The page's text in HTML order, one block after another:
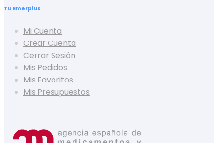
Tu Emerplus
Mi Cuenta
Crear Cuenta
Cerrar Sesión
Mis Pedidos
Mis Favoritos
Mis Presupuestos